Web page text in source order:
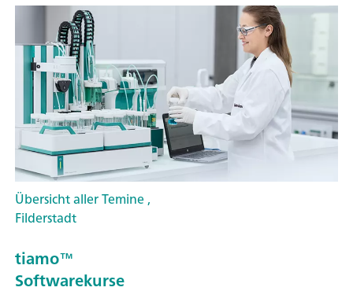
Übersicht aller Temine ,
Filderstadt
tiamo™
Softwarekurse